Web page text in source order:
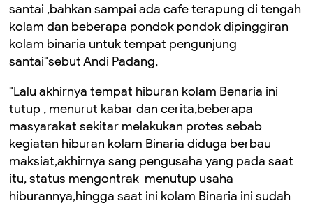
santai ,bahkan sampai ada cafe terapung di tengah
kolam dan beberapa pondok pondok dipinggiran
kolam binaria untuk tempat pengunjung
santai"sebut Andi Padang,
"Lalu akhirnya tempat hiburan kolam Benaria ini
tutup , menurut kabar dan cerita,beberapa
masyarakat sekitar melakukan protes sebab
kegiatan hiburan kolam Binaria diduga berbau
maksiat,akhirnya sang pengusaha yang pada saat
itu, status mengontrak menutup usaha
hiburannya,hingga saat ini kolam Binaria ini sudah